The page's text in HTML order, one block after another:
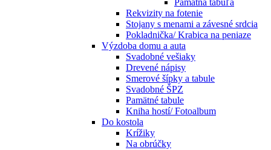
Pamätná tabuľa
Rekvizity na fotenie
Stojany s menami a závesné srdcia
Pokladnička/ Krabica na peniaze
Výzdoba domu a auta
Svadobné vešiaky
Drevené nápisy
Smerové šípky a tabule
Svadobné ŠPZ
Pamätné tabule
Kniha hostí/ Fotoalbum
Do kostola
Krížiky
Na obrúčky